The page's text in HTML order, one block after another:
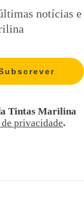
notícias e
Tintas Marilina
privacidade.